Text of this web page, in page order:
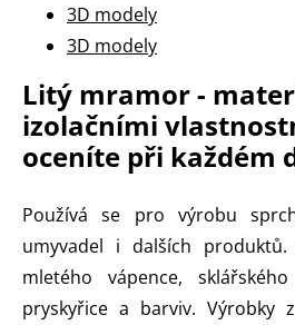
3D modely
3D modely
Litý mramor -
izolačními
oceníte při každém
Používá se pro výrobu
umyvadel i dalších
mletého vápence,
pryskyřice a barviv. Výrobky